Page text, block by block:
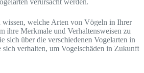
verursacht werden.
wissen, welche Arten von Vögeln in Ihrer
ihre Merkmale und Verhaltensweisen zu
sich über die verschiedenen Vogelarten in
verhalten, um Vogelschäden in Zukunft